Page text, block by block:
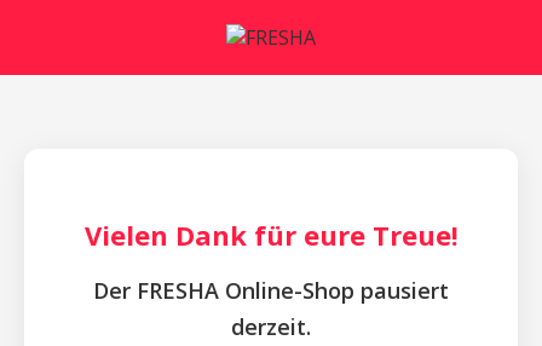
Vielen Dank für eure Treue!
Der FRESHA Online-Shop pausiert
derzeit.